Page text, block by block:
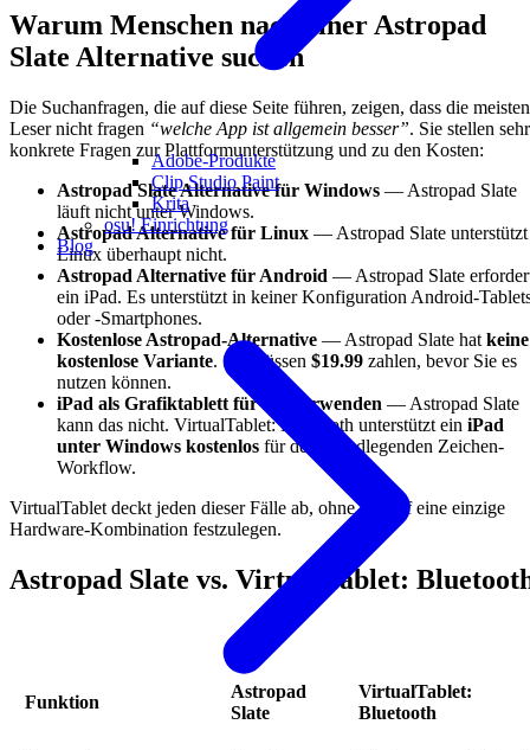
Adobe-Produkte
Clip Studio Paint
Krita
osu! Einrichtung
Blog
Warum Menschen nach einer Astropad
Slate Alternative suchen
Die Suchanfragen, die auf diese Seite führen, zeigen, dass die meisten
Leser nicht fragen “welche App ist allgemein besser”. Sie stellen sehr
konkrete Fragen zur Plattformunterstützung und zu den Kosten:
Astropad Slate Alternative für Windows — Astropad Slate
läuft nicht unter Windows.
Astropad Alternative für Linux — Astropad Slate unterstützt
Linux überhaupt nicht.
Astropad Alternative für Android — Astropad Slate
ein iPad. Es unterstützt in keiner Konfiguration Android-
oder -Smartphones.
Kostenlose Astropad-Alternative — Astropad Slate hat keine
kostenlose Variante. Sie müssen $19.99 zahlen, bevor Sie es
nutzen können.
iPad als Grafiktablett für PC verwenden — Astropad Slate
kann das nicht. VirtualTablet: Bluetooth unterstützt ein iPad
unter Windows kostenlos für den grundlegenden Zeichen-
Workflow.
VirtualTablet deckt jeden dieser Fälle ab, ohne Sie auf eine einzige
Hardware-Kombination festzulegen.
Astropad Slate vs. VirtualTablet:
Funktion
Astropad
Slate
VirtualTablet:
Bluetooth